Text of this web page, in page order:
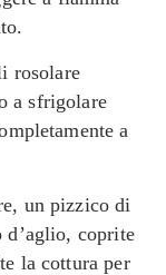
rosolare
a sfrigolare
a
un pizzico di
d’aglio, coprite
la cottura per